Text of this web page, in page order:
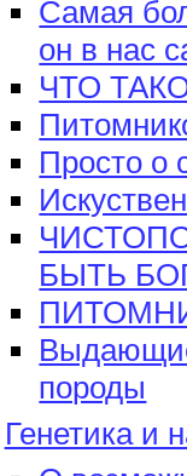
Самая
он в нас
ЧТО
Просто о
БЫТЬ
породы
Генетика и